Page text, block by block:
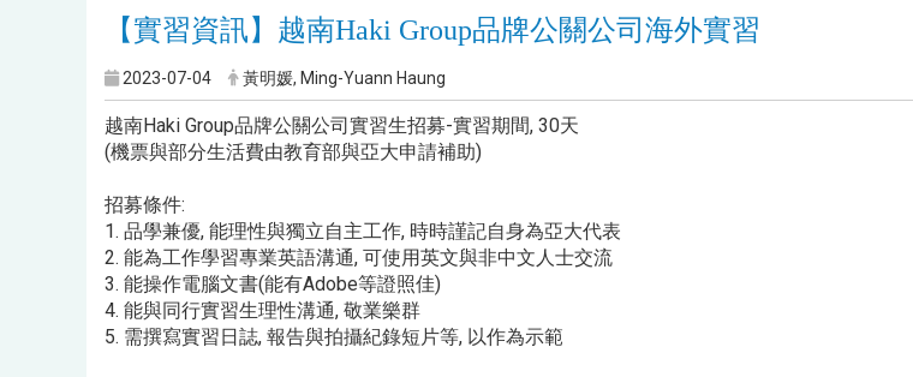
【實習資訊】越南Haki Group品牌公關公司海外實習
2023-07-04 黃明媛, Ming-Yuann Haung
越南Haki Group品牌公關公司實習生招募-實習期間, 30天
(機票與部分生活費由教育部與亞大申請補助)
招募條件:
1. 品學兼優, 能理性與獨立自主工作, 時時謹記自身為亞大代表
2. 能為工作學習專業英語溝通, 可使用英文與非中文人士交流
3. 能操作電腦文書(能有Adobe等證照佳)
4. 能與同行實習生理性溝通, 敬業樂群
5. 需撰寫實習日誌, 報告與拍攝紀錄短片等, 以作為示範